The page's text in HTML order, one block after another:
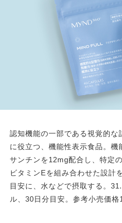
認知機能の一部である視覚的な
に役立つ、機能性表示食品。機
サンチンを12mg配合し、特定
ビタミンEを組み合わせた設計
目安に、水などで摂取する。
ル、30日分目安。参考小売価格